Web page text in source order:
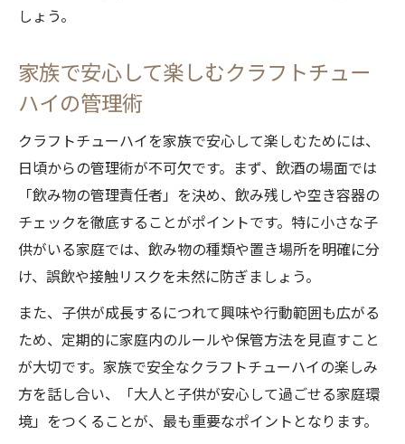
しょう。
家族で安心して楽しむクラフトチュー
ハイの管理術
クラフトチューハイを家族で安心して楽しむためには、
日頃からの管理術が不可欠です。まず、飲酒の場面では
「飲み物の管理責任者」を決め、飲み残しや空き容器の
チェックを徹底することがポイントです。特に小さな子
供がいる家庭では、飲み物の種類や置き場所を明確に分
け、誤飲や接触リスクを未然に防ぎましょう。
また、子供が成長するにつれて興味や行動範囲も広がる
ため、定期的に家庭内のルールや保管方法を見直すこと
が大切です。家族で安全なクラフトチューハイの楽しみ
方を話し合い、「大人と子供が安心して過ごせる家庭環
境」をつくることが、最も重要なポイントとなります。